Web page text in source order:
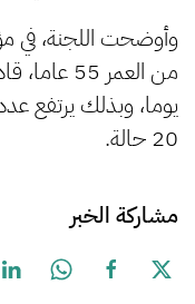
وأوضحت اللجنة، في
20 حالة.
مشاركة الخبر